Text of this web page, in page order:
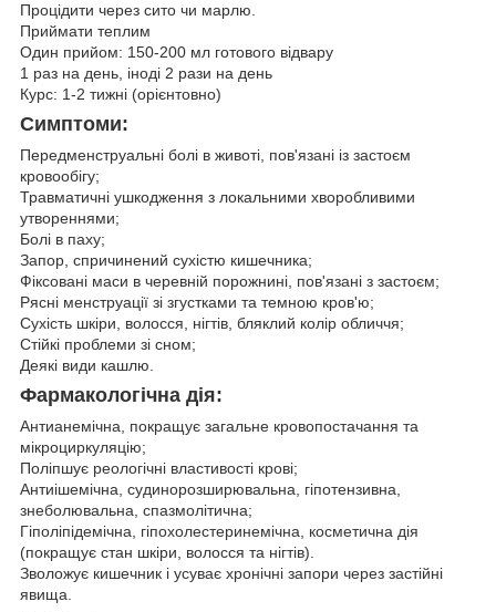
Процідити через сито чи марлю.
Приймати теплим
Один прийом: 150-200 мл готового відвару
1 раз на день, іноді 2 рази на день
Курс: 1-2 тижні (орієнтовно)
Симптоми:
Передменструальні болі в животі, пов'язані із застоєм
кровообігу;
Травматичні ушкодження з локальними хворобливими
утвореннями;
Болі в паху;
Запор, спричинений сухістю кишечника;
Фіксовані маси в черевній порожнині, пов'язані з застоєм;
Рясні менструації зі згустками та темною кров'ю;
Сухість шкіри, волосся, нігтів, бляклий колір обличчя;
Стійкі проблеми зі сном;
Деякі види кашлю.
Фармакологічна дія:
Антианемічна, покращує загальне кровопостачання та
мікроциркуляцію;
Поліпшує реологічні властивості крові;
Антиішемічна, судинорозширювальна, гіпотензивна,
знеболювальна, спазмолітична;
Гіполіпідемічна, гіпохолестеринемічна, косметична дія
(покращує стан шкіри, волосся та нігтів).
Зволожує кишечник і усуває хронічні запори через застійні
явища.